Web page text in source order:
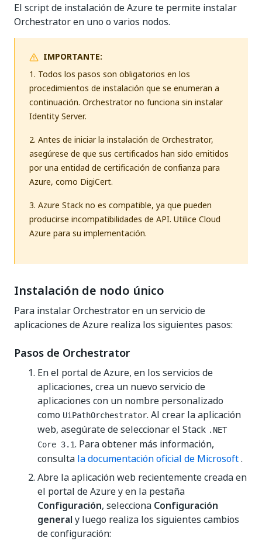
El script de instalación de Azure te permite instalar
Orchestrator en uno o varios nodos.
IMPORTANTE:
1. Todos los pasos son obligatorios en los
procedimientos de instalación que se enumeran a
continuación. Orchestrator no funciona sin instalar
Identity Server.
2. Antes de iniciar la instalación de Orchestrator,
asegúrese de que sus certificados han sido emitidos
por una entidad de certificación de confianza para
Azure, como DigiCert.
3. Azure Stack no es compatible, ya que pueden
producirse incompatibilidades de API. Utilice Cloud
Azure para su implementación.
Instalación de nodo único
Para instalar Orchestrator en un servicio de
aplicaciones de Azure realiza los siguientes pasos:
Pasos de Orchestrator
En el portal de Azure, en los servicios de
aplicaciones, crea un nuevo servicio de
aplicaciones con un nombre personalizado
como UiPathOrchestrator. Al crear la aplicación
web, asegúrate de seleccionar el Stack .NET
Core 3.1. Para obtener más información,
consulta la documentación oficial de Microsoft.
Abre la aplicación web recientemente creada en
el portal de Azure y en la pestaña
Configuración, selecciona Configuración
general y luego realiza los siguientes cambios
de configuración: